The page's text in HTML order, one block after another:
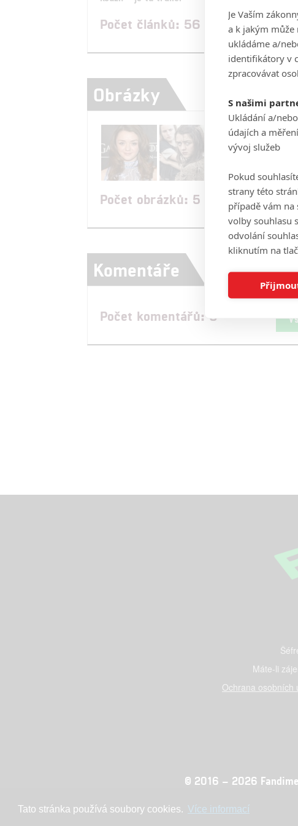
Tato stránka používá soubory cookies. Více informací
Počet článků: 56
Obrázky
Počet obrázků: 5
Komentáře
Počet komentářů: 0
Máte-li
Ochrana osobních
© 2016 – 2026
Je Vaším
a k jakým
ukládáme a/
identifikátory v
zpracovávat
S našimi
Ukládání a/
údajích a
vývoj služeb
Pokud
strany této
případě vám na
volby souhlasu
odvolání
kliknutím na